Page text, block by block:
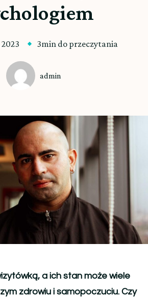
3min do przeczytania
admin
a ich stan może wiele
zdrowiu i samopoczuciu. Czy